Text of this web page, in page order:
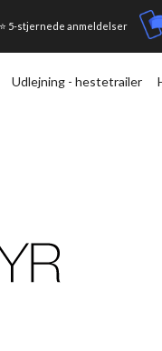
5-stjernede anmeldelser
Udlejning - hestetrailer